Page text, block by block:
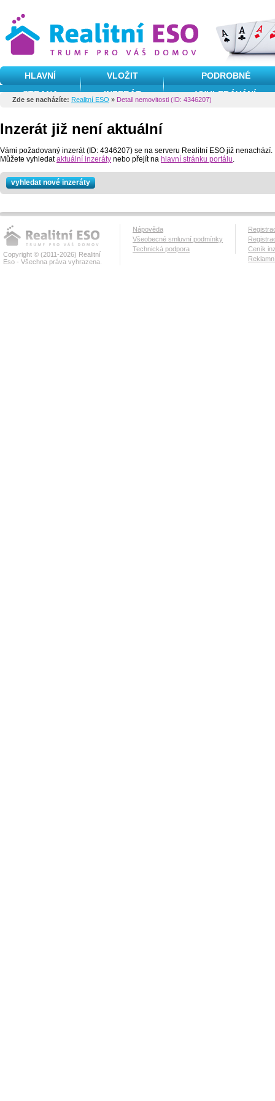
Zde se nacházíte: Realitní ESO » Detail nemovitosti (ID: 4346207)
Inzerát již není aktuální
Vámi požadovaný inzerát (ID: 4346207) se na serveru Realitní ESO již nenachází.
Můžete vyhledataktuální inzeráty nebo přejít na hlavní stránku portálu.
vyhledat nové inzeráty
Copyright © (2011-2026) Realitní
Eso - Všechna práva vyhrazena.
Nápověda
Všeobecné smluvní podmínky
Technická podpora
Ceník
HLAVNÍ
STRANA
VLOŽIT
INZERÁT
PODROBNÉ
VYHLEDÁVÁNÍ